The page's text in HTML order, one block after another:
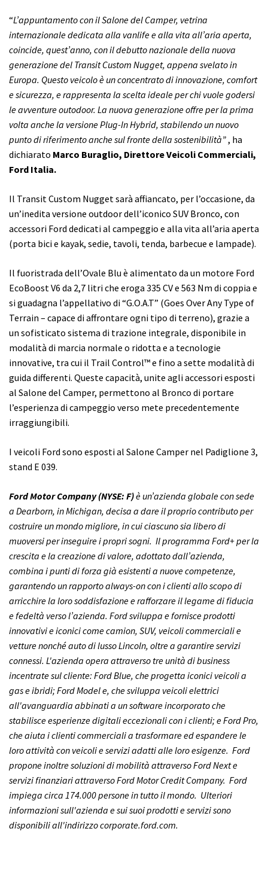
“L’appuntamento con il Salone del Camper, vetrina
internazionale dedicata alla vanlife e alla vita all’aria aperta,
coincide, quest’anno, con il debutto nazionale della nuova
generazione del Transit Custom Nugget, appena svelato in
Europa. Questo veicolo è un concentrato di innovazione, comfort
e sicurezza, e rappresenta la scelta ideale per chi vuole godersi
le avventure outodoor. La nuova generazione offre per la prima
volta anche la versione Plug-In Hybrid, stabilendo un nuovo
punto di riferimento anche sul fronte della sostenibilità”, ha
dichiarato Marco Buraglio, Direttore Veicoli Commerciali,
Ford Italia.
Il Transit Custom Nugget sarà affiancato, per l’occasione, da
un’inedita versione outdoor dell’iconico SUV Bronco, con
accessori Ford dedicati al campeggio e alla vita all’aria aperta
(porta bici e kayak, sedie, tavoli, tenda, barbecue e lampade).
Il fuoristrada dell’Ovale Blu è alimentato da un motore Ford
EcoBoost V6 da 2,7 litri che eroga 335 CV e 563 Nm di coppia e
si guadagna l’appellativo di “G.O.A.T” (Goes Over Any Type of
Terrain – capace di affrontare ogni tipo di terreno), grazie a
un sofisticato sistema di trazione integrale, disponibile in
modalità di marcia normale o ridotta e a tecnologie
innovative, tra cui il Trail Control™ e fino a sette modalità di
guida differenti. Queste capacità, unite agli accessori esposti
al Salone del Camper, permettono al Bronco di portare
l’esperienza di campeggio verso mete precedentemente
irraggiungibili.
I veicoli Ford sono esposti al Salone Camper nel Padiglione 3,
stand E 039.
Ford Motor Company (NYSE: F)è un’azienda globale con sede
a Dearborn, in Michigan, decisa a dare il proprio contributo per
costruire un mondo migliore, in cui ciascuno sia libero di
muoversi per inseguire i propri sogni. Il programma Ford+ per la
crescita e la creazione di valore, adottato dall’azienda,
combina i punti di forza già esistenti a nuove competenze,
garantendo un rapporto always-on con i clienti allo scopo di
arricchire la loro soddisfazione e rafforzare il legame di fiducia
e fedeltà verso l’azienda. Ford sviluppa e fornisce prodotti
innovativi e iconici come camion, SUV, veicoli commerciali e
vetture nonché auto di lusso Lincoln, oltre a garantire servizi
connessi. L'azienda opera attraverso tre unità di business
incentrate sul cliente: Ford Blue, che progetta iconici veicoli a
gas e ibridi; Ford Model e, che sviluppa veicoli elettrici
all'avanguardia abbinati a un software incorporato che
stabilisce esperienze digitali eccezionali con i clienti; e Ford Pro,
che aiuta i clienti commerciali a trasformare ed espandere le
loro attività con veicoli e servizi adatti alle loro esigenze. Ford
propone inoltre soluzioni di mobilità attraverso Ford Next e
servizi finanziari attraverso Ford Motor Credit Company. Ford
impiega circa 174.000 persone in tutto il mondo. Ulteriori
informazioni sull'azienda e sui suoi prodotti e servizi sono
disponibili all'indirizzocorporate.ford.com.